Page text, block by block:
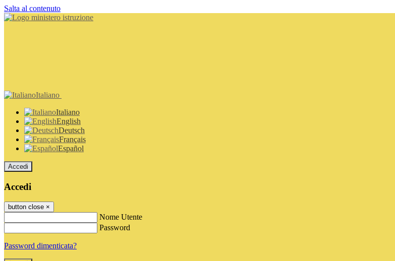
Salta al contenuto
Italiano
Italiano
English
Deutsch
Français
Español
Accedi
Accedi
button close ×
Nome Utente
Password
Password dimenticata?